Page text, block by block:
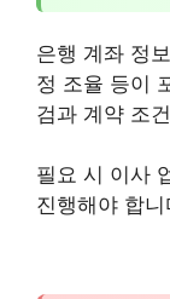
은행 계좌 정
정 조율 등이
검과 계약 조
필요 시 이사
진행해야 합니